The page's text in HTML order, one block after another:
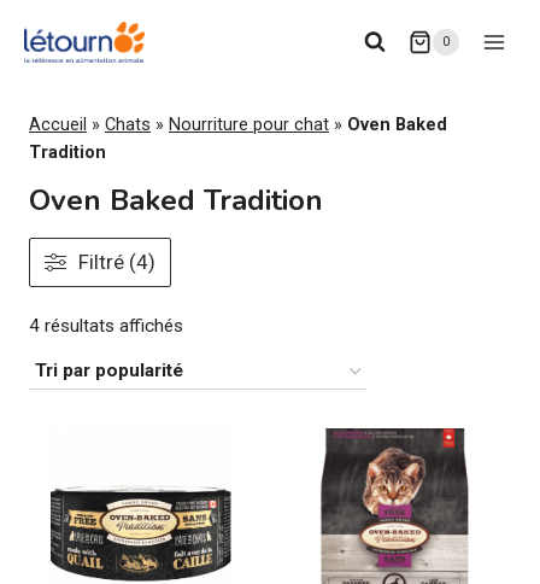
0
Accueil » Chats » Nourriture pour chat » Oven Baked
Tradition
Oven Baked Tradition
Filtré (4)
4 résultats affichés